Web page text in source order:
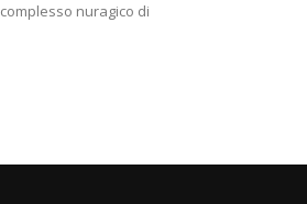
nuragico di